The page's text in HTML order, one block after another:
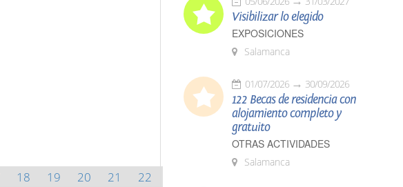
18 19 20 21
22
Visibilizar lo elegido
EXPOSICIONES
Salamanca
01/07/2026 30/09/2026
122 Becas de residencia con
alojamiento completo y
gratuito
OTRAS ACTIVIDADES
Salamanca